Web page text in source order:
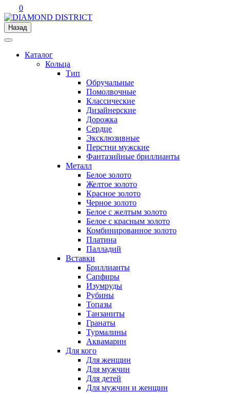
0
Назад
Каталог
Кольца
Тип
Обручальные
Помолвочные
Классические
Дизайнерские
Дорожка
Сердце
Эксклюзивные
Перстни мужские
Фантазийные бриллианты
Металл
Белое золото
Желтое золото
Красное золото
Черное золото
Белое с желтым золото
Белое с красным золото
Комбинированное золото
Платина
Палладий
Вставки
Бриллианты
Сапфиры
Изумруды
Рубины
Топазы
Танзаниты
Гранаты
Турмалины
Аквамарин
Для кого
Для женщин
Для мужчин
Для детей
Для мужчин и женщин